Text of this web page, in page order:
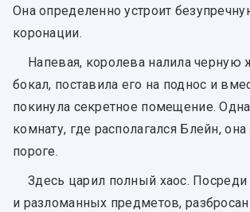
Она определенно устроит
коронации.
Напевая, королева налила черную
бокал, поставила его на поднос и
покинула секретное помещение.
комнату, где располагался Блейн,
пороге.
Здесь царил полный хаос. Посреди
и разломанных предметов,